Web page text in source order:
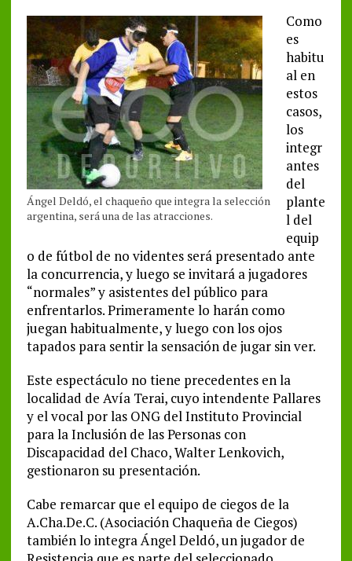
Ángel Deldó, el chaqueño que integra la selección
argentina, será una de las atracciones.
Como
es
habitu
al en
estos
casos,
los
integr
antes
del
plante
l del
equip
o de fútbol de no videntes será presentado ante
la concurrencia, y luego se invitará a jugadores
“normales” y asistentes del público para
enfrentarlos. Primeramente lo harán como
juegan habitualmente, y luego con los ojos
tapados para sentir la sensación de jugar sin ver.
Este espectáculo no tiene precedentes en la
localidad de Avía Terai, cuyo intendente Pallares
y el vocal por las ONG del Instituto Provincial
para la Inclusión de las Personas con
Discapacidad del Chaco, Walter Lenkovich,
gestionaron su presentación.
Cabe remarcar que el equipo de ciegos de la
A.Cha.De.C. (Asociación Chaqueña de Ciegos)
también lo integra Ángel Deldó, un jugador de